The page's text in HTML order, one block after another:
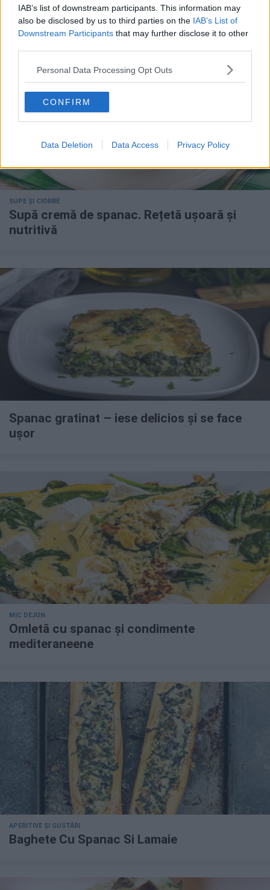
IAB’s list of downstream participants. This information may
also be disclosed by us to third parties on the IAB’s List of
Downstream Participants that may further disclose it to other
Personal Data Processing Opt Outs
CONFIRM
Data Deletion Data Access Privacy Policy
Salata de spanac
SUPE ȘI CIORBE
Supă cremă de spanac. Rețetă ușoară și
nutritivă
Spanac gratinat – iese delicios și se face
ușor
MIC DEJUN
Omletă cu spanac și condimente
mediteraneene
APERITIVE ȘI GUSTĂRI
Baghete Cu Spanac Si Lamaie